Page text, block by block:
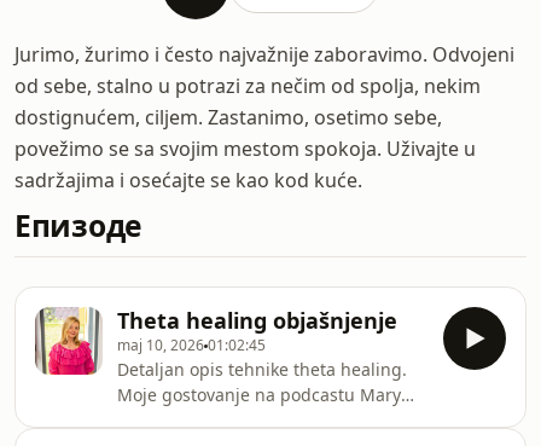
Jurimo, žurimo i često najvažnije zaboravimo. Odvojeni
od sebe, stalno u potrazi za nečim od spolja, nekim
dostignućem, ciljem. Zastanimo, osetimo sebe,
povežimo se sa svojim mestom spokoja. Uživajte u
sadržajima i osećajte se kao kod kuće.
Епизоде
Theta healing objašnjenje
maj 10, 202601:02:45
Detaljan opis tehnike theta healing.
Moje gostovanje na podcastu Mary